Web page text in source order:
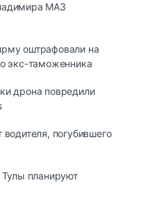
МАЗ
оштрафовали на
экс-таможенника
дрона повредили
погубившего
Тулы планируют